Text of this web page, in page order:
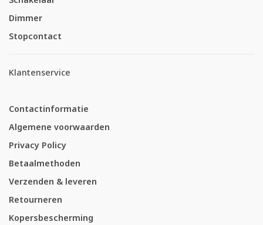
Dimmer
Stopcontact
Klantenservice
Contactinformatie
Algemene voorwaarden
Privacy Policy
Betaalmethoden
Verzenden & leveren
Retourneren
Kopersbescherming